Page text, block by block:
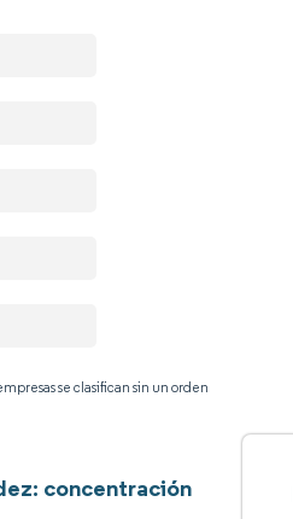
se clasifican sin un orden
concentración